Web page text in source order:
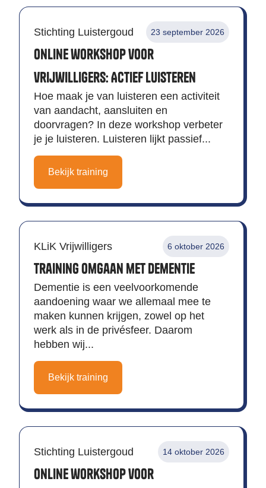
Stichting Luistergoud 23 september 2026
Online workshop voor
vrijwilligers: Actief luisteren
Hoe maak je van luisteren een activiteit
van aandacht, aansluiten en
doorvragen? In deze workshop verbeter
je je luisteren. Luisteren lijkt passief...
Bekijk training
KLiK Vrijwilligers 6 oktober 2026
Training omgaan met Dementie
Dementie is een veelvoorkomende
aandoening waar we allemaal mee te
maken kunnen krijgen, zowel op het
werk als in de privésfeer. Daarom
hebben wij...
Bekijk training
Stichting Luistergoud 14 oktober 2026
Online workshop voor